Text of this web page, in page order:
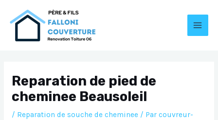
Reparation de pied de
cheminee Beausoleil
/ Reparation de souche de cheminee/ Par couvreur-